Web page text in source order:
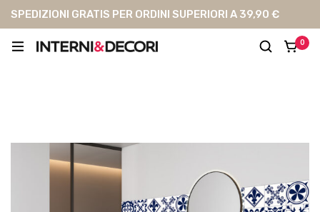
SPEDIZIONI GRATIS PER ORDINI SUPERIORI A 39,90 €
0